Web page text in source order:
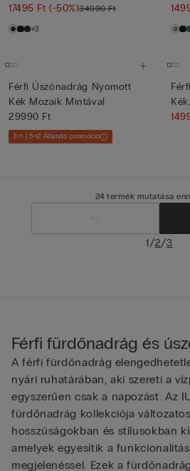
Szövetből
17495 Ft(-50%)34990 Ft
+3
Férfi Úszónadrág Nyomott
Kék Mozaik Mintával
29990 Ft
3+1 | 5+2 Állandó promóció
24 termék mutatása
1/2/3
Férfi fürdőnadrág és
A férfi fürdőnadrág
nyári ruhatárában, aki szereti a
egyszerűen csak a napozást. Az
fürdőnadrág kollekciója
hosszúságokban és stílusokban
amelyek egyesítik a
megjelenéssel. Ezek a